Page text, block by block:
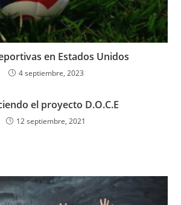
en Estados Unidos
4 septiembre, 2023
el proyecto D.O.C.E
12 septiembre, 2021